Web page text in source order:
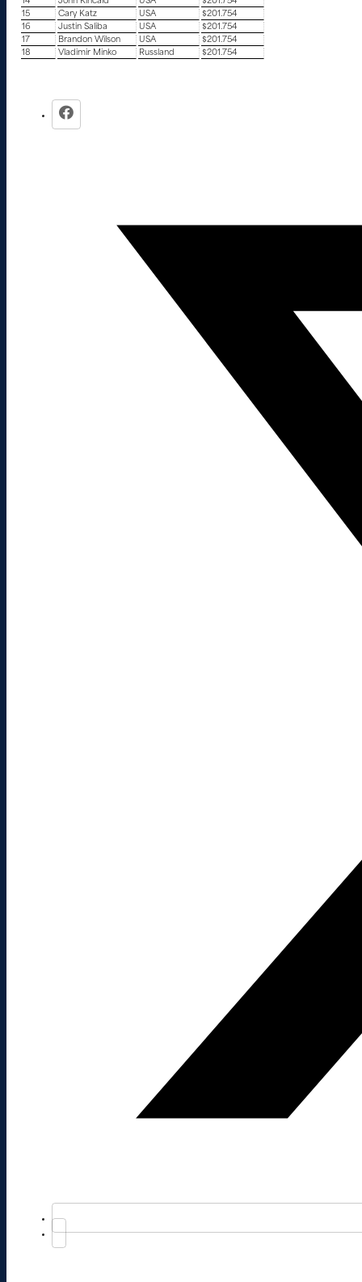
15
Cary Katz USA
$201.754
16
Justin Saliba USA
$201.754
17
Brandon Wilson USA
$201.754
18
Vladimir Minko Russland $201.754